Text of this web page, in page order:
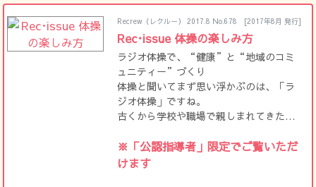
Recrew（レクルー） 2017.8 No.678 [2017年8月 発行]
Rec･issue 体操の楽しみ方
ラジオ体操で、“健康”と“地域のコミ
ュニティー”づくり
体操と聞いてまず思い浮かぶのは、「ラ
ジオ体操」ですね。
古くから学校や職場で親しまれてきたこ
ん、地域の交流の場としても役立ってい
ます。長きにわたりテレビとラジオで指
※「公認指導者」限定でご覧いただ
けます